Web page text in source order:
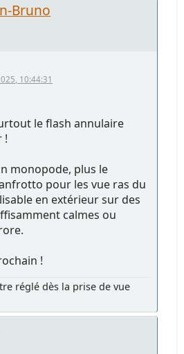
Bruno
10:44:31
le flash annulaire
!
monopode, plus le
pour les vue ras du
en extérieur sur des
calmes ou
!
réglé dès la prise de vue